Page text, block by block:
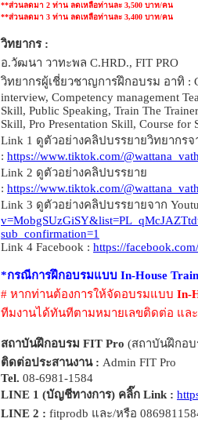
**ส่วนลดมา 2 ท่าน ลดเหลือท่านละ 3,500 บาท/คน
**ส่วนลดมา 3 ท่าน ลดเหลือท่านละ 3,400 บาท/คน
วิทยากร :
อ.วัฒนา วาทะพล C.HRD., FIT PRO
วิทยากรผู้เชี่ยวชาญการฝึกอบรม อาทิ :
interview, Competency management
Skill, Public Speaking, Train The
Skill, Pro Presentation Skill, Course for
Link 1 ดูตัวอย่างคลิปบรรยายวิทยากรจ
: https://www.tiktok.com/
Link 2 ดูตัวอย่างคลิปบรรยาย
: https://www.tiktok.com/
Link 3 ดูตัวอย่างคลิปบรรยายจาก
sub_confirmation=1
Link 4 Facebook : https://
*กรณีการฝึกอบรมแบบ In-House
# หากท่านต้องการให้จัดอบรมแบบ In-
ทีมงานได้ทันทีตามหมายเลขติดต่อ แล
สถาบันฝึกอบรม FIT Pro (สถาบันฝึกอ
ติดต่อประสานงาน : Admin FIT Pro
Tel. 08-6981-1584
LINE 1 (บัญชีทางการ) คลิ๊ก Link :
LINE 2 : fitprodb และ/หรือ